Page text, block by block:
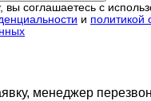
вы соглашаетесь с
и политикой
менеджер